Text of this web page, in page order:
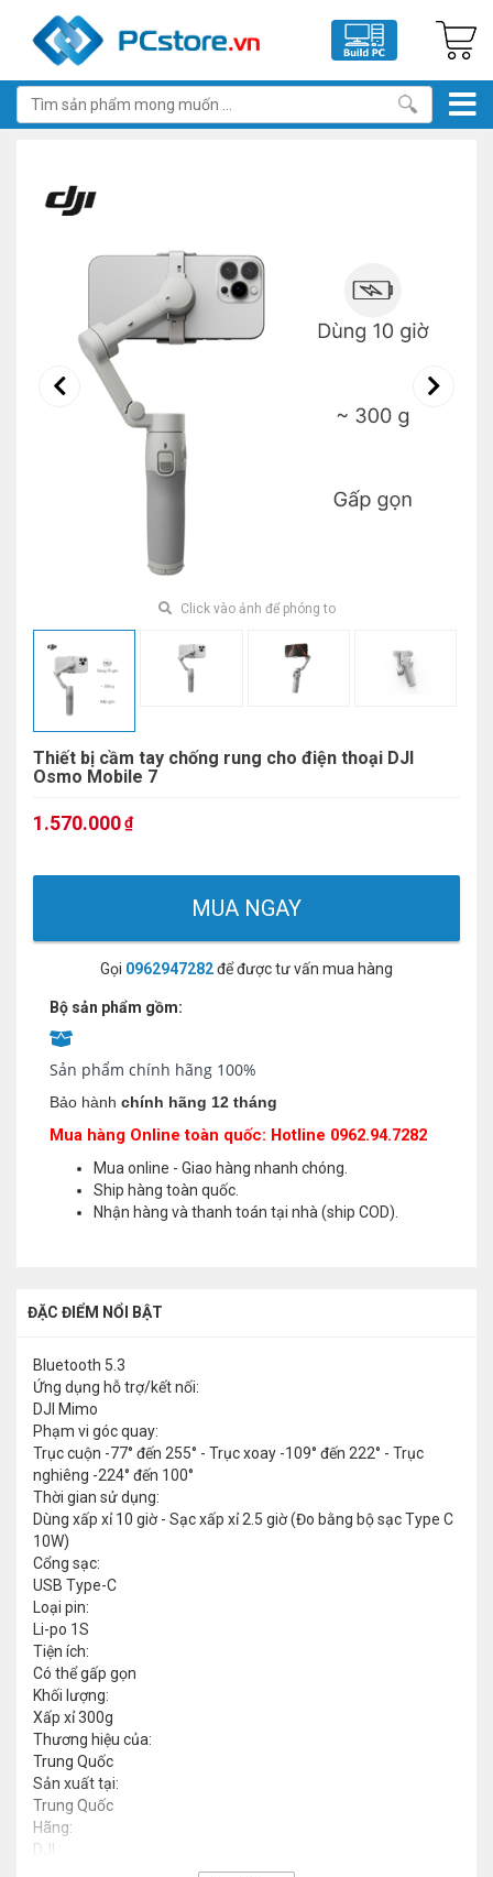
Click vào ảnh để phóng to
Thiết bị cầm tay chống rung cho điện thoại DJI
Osmo Mobile 7
1.570.000₫
MUA NGAY
Gọi 0962947282để được tư vấn mua hàng
Bộ sản phẩm gồm:
Sản phẩm chính hãng 100%
Bảo hành chính hãng 12 tháng
Mua hàng Online toàn quốc: Hotline 0962.94.7282
Mua online - Giao hàng nhanh chóng.
Ship hàng toàn quốc.
Nhận hàng và thanh toán tại nhà (ship COD).
ĐẶC ĐIỂM NỔI BẬT
Bluetooth 5.3
Ứng dụng hỗ trợ/kết nối:
DJI Mimo
Phạm vi góc quay:
Trục cuộn -77° đến 255° - Trục xoay -109° đến 222° - Trục
nghiêng -224° đến 100°
Thời gian sử dụng:
Dùng xấp xỉ 10 giờ - Sạc xấp xỉ 2.5 giờ (Đo bằng bộ sạc Type C
10W)
Cổng sạc:
USB Type-C
Loại pin:
Li-po 1S
Tiện ích:
Có thể gấp gọn
Khối lượng:
Xấp xỉ 300g
Thương hiệu của:
Trung Quốc
Sản xuất tại:
Trung Quốc
Hãng:
DJI